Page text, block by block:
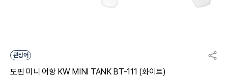
관상어
도핀 미니 어항 KW MINI TANK BT-111 (화이트)